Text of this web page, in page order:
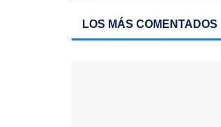
LOS MÁS COMENTADOS